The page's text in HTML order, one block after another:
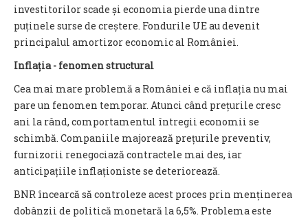
investitorilor scade și economia pierde una dintre
puținele surse de creștere. Fondurile UE au devenit
principalul amortizor economic al României.
Inflația - fenomen structural
Cea mai mare problemă a României e că inflația nu mai
pare un fenomen temporar. Atunci când prețurile cresc
ani la rând, comportamentul întregii economii se
schimbă. Companiile majorează prețurile preventiv,
furnizorii renegociază contractele mai des, iar
anticipațiile inflaționiste se deteriorează.
BNR încearcă să controleze acest proces prin menținerea
dobânzii de politică monetară la 6,5%. Problema este